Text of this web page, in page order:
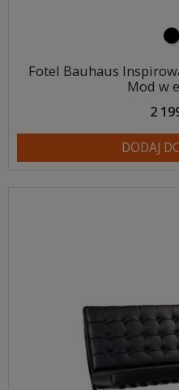
Fotel Bauhaus
Mod w
2
DODAJ